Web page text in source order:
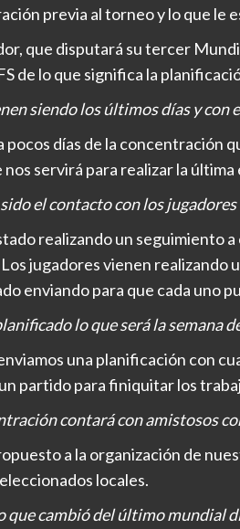
previa al torneo y lo que le
que disputará su tercer
de lo que significa la
siendo los últimos días y con
pocos días de la concentración
servirá para realizar la
el contacto con los
realizando un seguimiento
jugadores vienen realizando
enviando para que cada uno
lo que será la semana
enviamos una planificación con
partido para finiquitar los
contará con amistosos
a la organización de
locales.
que cambió del último mundial